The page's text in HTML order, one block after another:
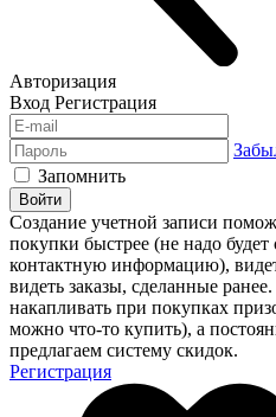
Авторизация
Вход Регистрация
Запомнить
Войти
Создание учетной записи
покупки быстрее (не надо будет
контактную информацию),
видеть заказы, сделанные
накапливать при покупках
можно что-то купить), а
предлагаем систему скидок.
Регистрация